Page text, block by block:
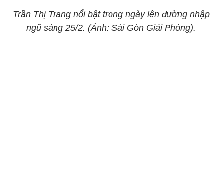
Trần Thị Trang nổi bật trong ngày lên đường nhập
ngũ sáng 25/2. (Ảnh: Sài Gòn Giải Phóng).